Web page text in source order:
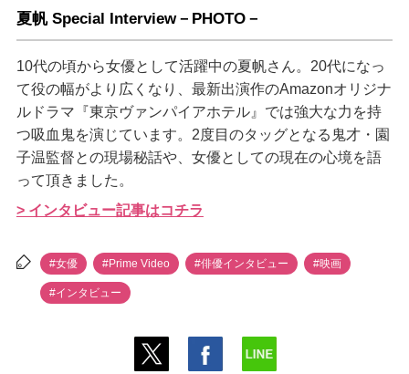
夏帆 Special Interview－PHOTO－
10代の頃から女優として活躍中の夏帆さん。20代になっ
て役の幅がより広くなり、最新出演作のAmazonオリジナ
ルドラマ『東京ヴァンパイアホテル』では強大な力を持
つ吸血鬼を演じています。2度目のタッグとなる鬼才・園
子温監督との現場秘話や、女優としての現在の心境を語
って頂きました。
> インタビュー記事はコチラ
#女優 #Prime Video #俳優インタビュー #映画
#インタビュー